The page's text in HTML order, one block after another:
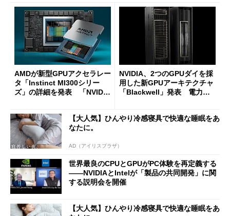
AMDが新型GPUアクセラレー
タ「Instinct MI300シリー
ズ」の詳細を発表 「NVIDIA
NVIDIA、2つのGPUダイを採
用した新GPUアーキテクチャ
「Blackwell」発表 電力効
【大人気】ひんやり冷感寝具で快適な睡眠をあ
なたに。
AD（アイリスプラザ）
世界最良のCPUとGPUがPC体験を再定義する
――NVIDIAとIntelが「製品の共同開発」に関
する説明会を開催
【大人気】ひんやり冷感寝具で快適な睡眠をあ